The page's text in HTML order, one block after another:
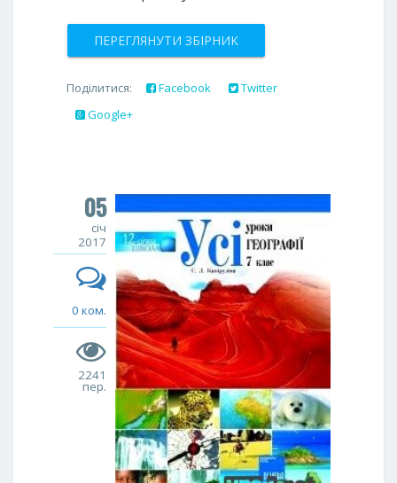
ПЕРЕГЛЯНУТИ ЗБІРНИК
Поділитися: Facebook
Twitter
Google+
05
січ
2017
0 ком.
2241
пер.